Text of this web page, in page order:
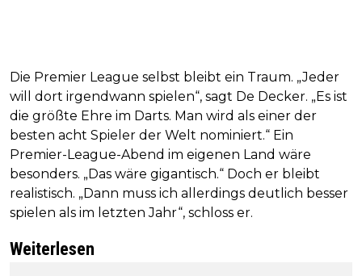
Die Premier League selbst bleibt ein Traum. „Jeder
will dort irgendwann spielen“, sagt De Decker. „Es ist
die größte Ehre im Darts. Man wird als einer der
besten acht Spieler der Welt nominiert.“ Ein
Premier-League-Abend im eigenen Land wäre
besonders. „Das wäre gigantisch.“ Doch er bleibt
realistisch. „Dann muss ich allerdings deutlich besser
spielen als im letzten Jahr“, schloss er.
Weiterlesen